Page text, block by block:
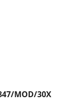
MOD/30X